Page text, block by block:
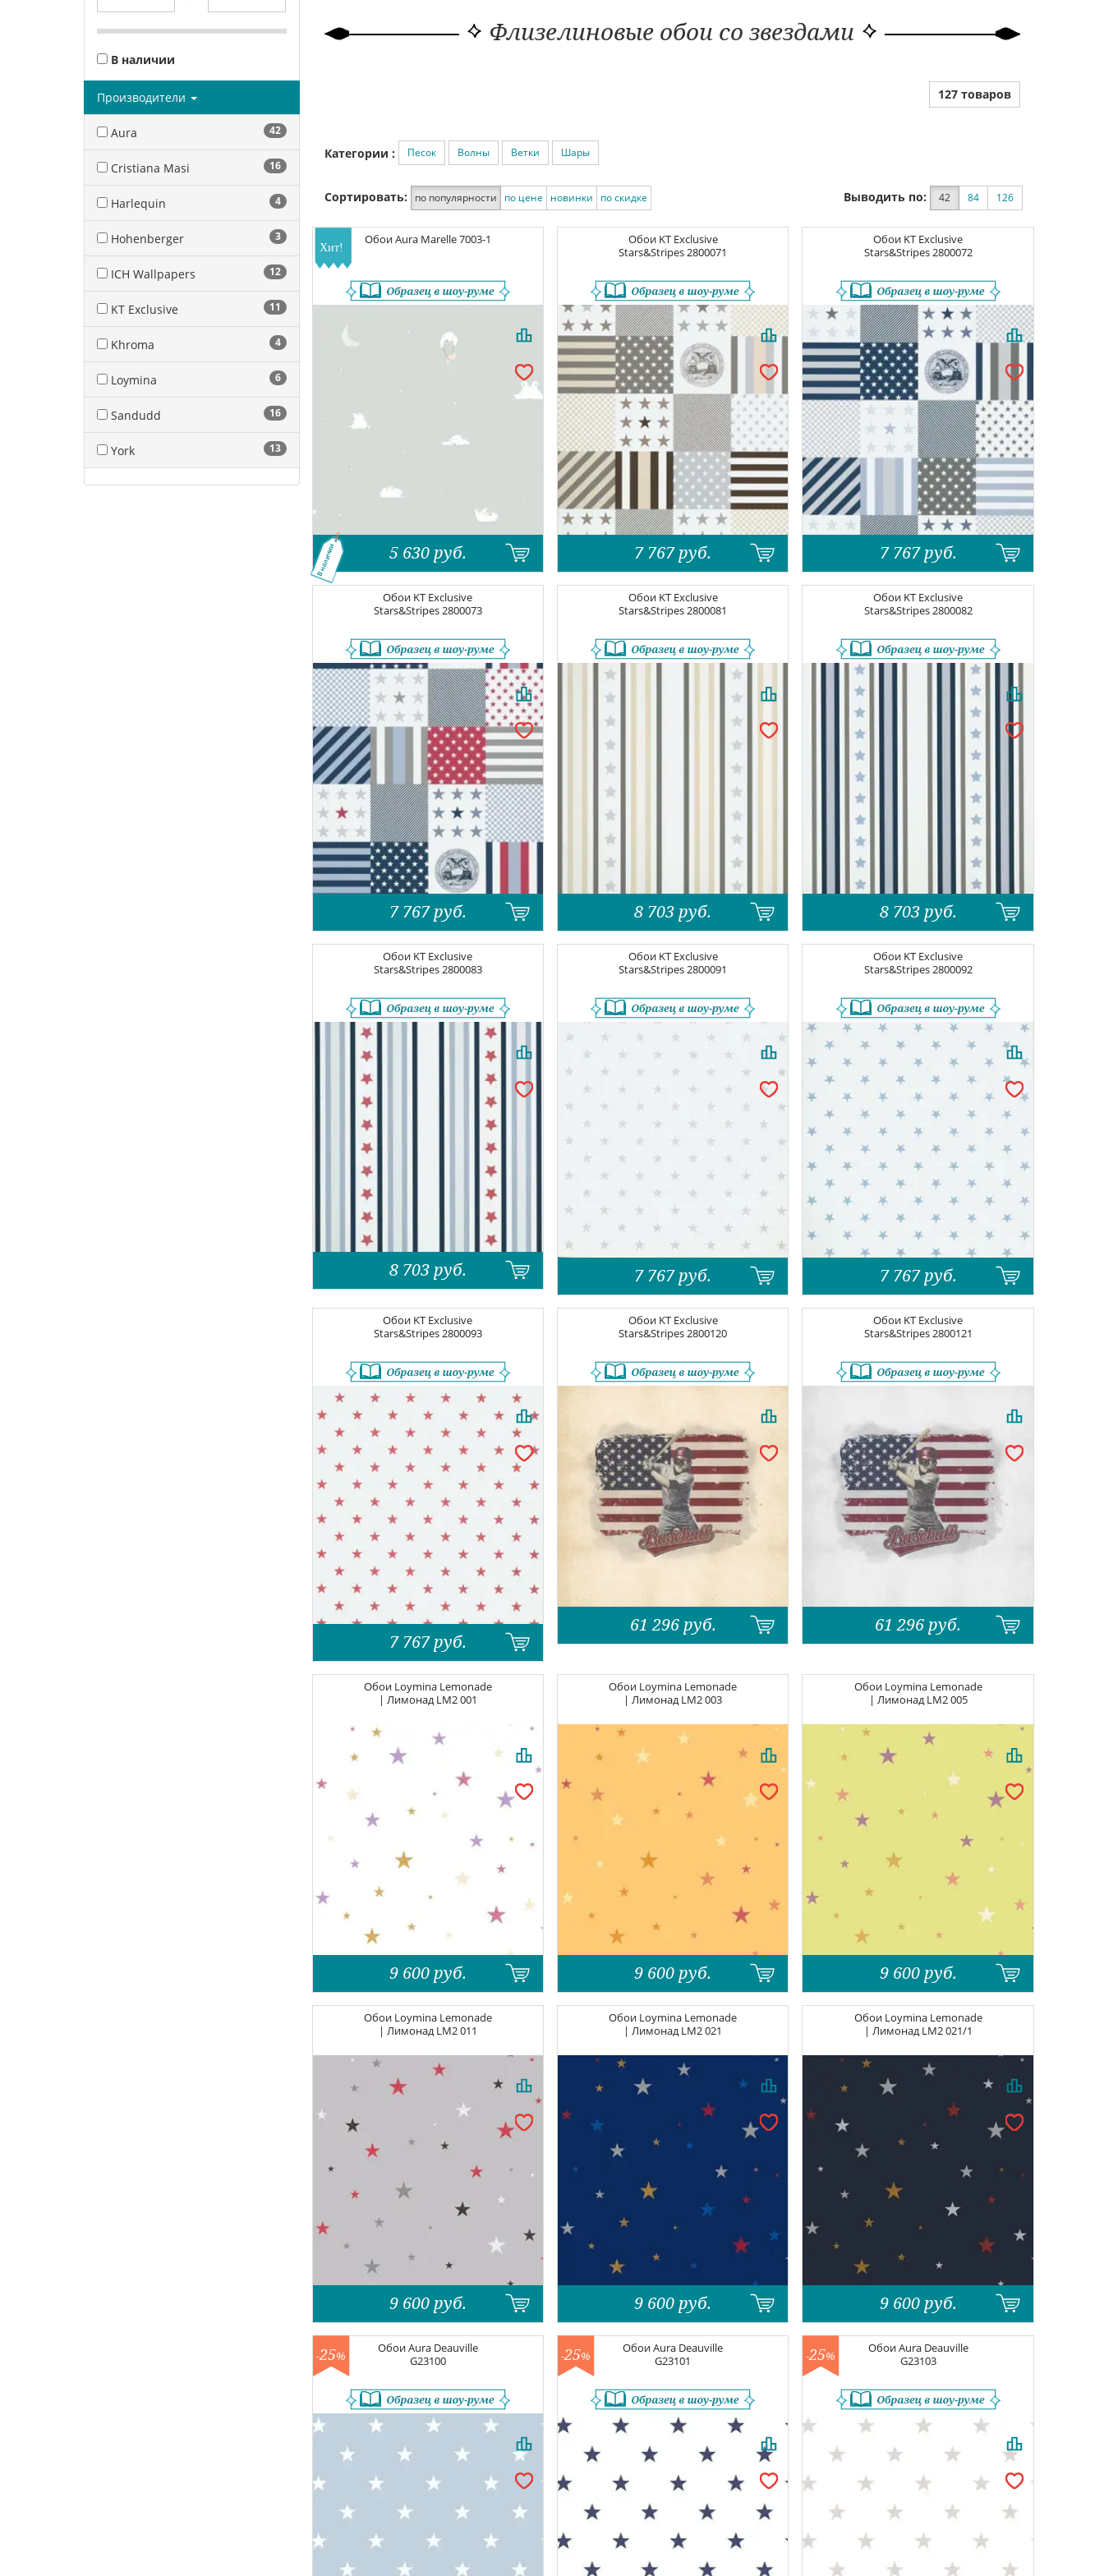
В наличии
Производители
Aura 42
Cristiana Masi 16
Harlequin 4
Hohenberger 3
ICH Wallpapers 12
KT Exclusive 11
Khroma 4
Loymina 6
Sandudd 16
York 13
Флизелиновые обои со звездами
127 товаров
Категории : Песок Волны Ветки Шары
Сортировать: по популярности по цене новинки по скидке Выводить по: 42 84 126
ОбоиAura Marelle7003-1
5 630 руб.
В наличии
Обои KT Exclusive
Stars&Stripes2800071
7 767 руб.
Обои KT Exclusive
Stars&Stripes2800072
7 767 руб.
Обои KT Exclusive
Stars&Stripes2800073
7 767 руб.
Обои KT Exclusive
Stars&Stripes2800081
8 703 руб.
Обои KT Exclusive
Stars&Stripes2800082
8 703 руб.
Обои KT Exclusive
Stars&Stripes2800083
8 703 руб.
Обои KT Exclusive
Stars&Stripes2800091
7 767 руб.
Обои KT Exclusive
Stars&Stripes2800092
7 767 руб.
Обои KT Exclusive
Stars&Stripes2800093
7 767 руб.
Обои KT Exclusive
Stars&Stripes2800120
61 296 руб.
Обои KT Exclusive
Stars&Stripes2800121
61 296 руб.
Обои Loymina Lemonade
| ЛимонадLM2 001
9 600 руб.
Обои Loymina Lemonade
| ЛимонадLM2 003
9 600 руб.
Обои Loymina Lemonade
| ЛимонадLM2 005
9 600 руб.
Обои Loymina Lemonade
| ЛимонадLM2 011
9 600 руб.
Обои Loymina Lemonade
| ЛимонадLM2 021
9 600 руб.
Обои Loymina Lemonade
| ЛимонадLM2 021/1
9 600 руб.
ОбоиAura Deauville
G23100
-25%
ОбоиAura Deauville
G23101
-25%
ОбоиAura Deauville
G23103
-25%